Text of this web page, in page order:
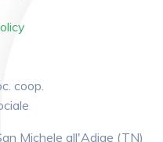
coop.
Michele all'Adige (TN)